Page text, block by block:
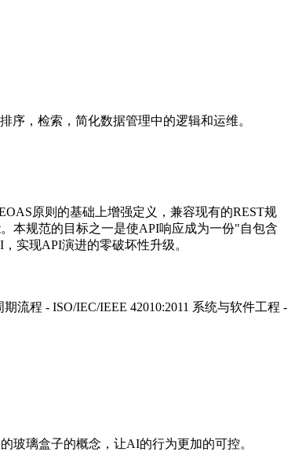
，检索，简化数据管理中的逻辑和运维。
原则的基础上增强定义，兼容现有的REST规
本规范的目标之一是使API响应成为一份"自包含
实现API演进的零破坏性升级。
流程 - ISO/IEC/IEEE 42010:2011 系统与软件工程 -
玻璃盒子的概念，让AI的行为更加的可控。